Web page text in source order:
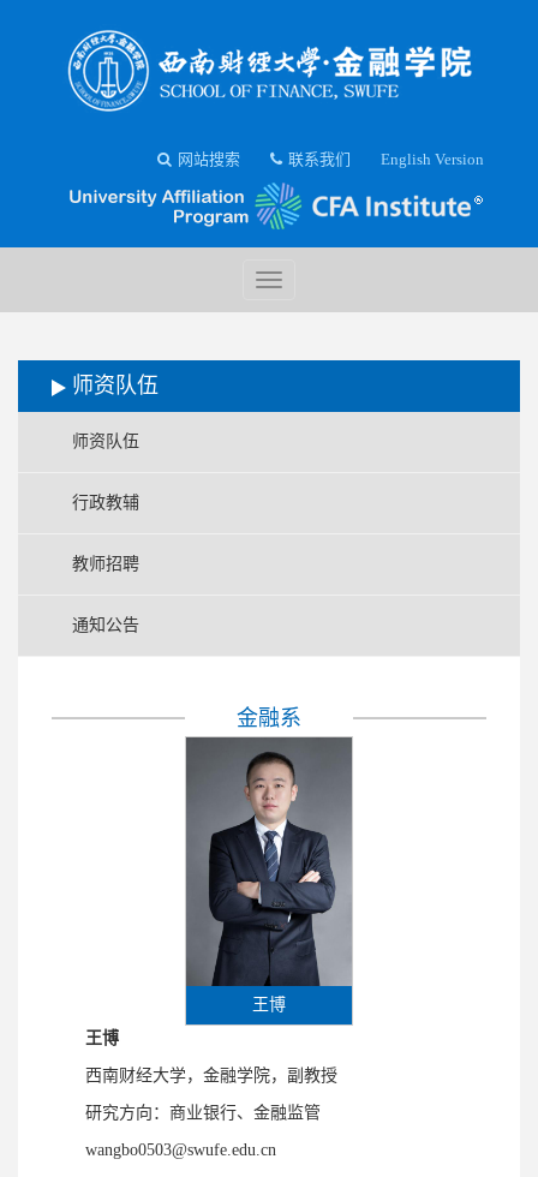
English Version
联系我们
网站搜索
师资队伍
师资队伍
行政教辅
教师招聘
通知公告
金融系
王博
王博
西南财经大学，金融学院，副教授
研究方向：商业银行、金融监管
wangbo0503@swufe.edu.cn